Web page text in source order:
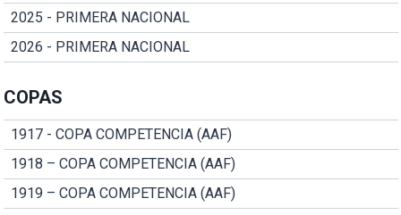
2025 - PRIMERA NACIONAL
2026 - PRIMERA NACIONAL
COPAS
1917 - COPA COMPETENCIA (AAF)
1918 – COPA COMPETENCIA (AAF)
1919 – COPA COMPETENCIA (AAF)